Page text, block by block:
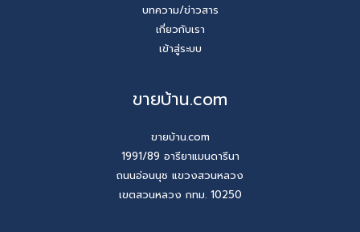
บทความ/ข่าวสาร
เกี่ยวกับเรา
เข้าสู่ระบบ
ขายบ้าน.com
ขายบ้าน.com
1991/89 อารียาแมนดารีนา
ถนนอ่อนนุช แขวงสวนหลวง
เขตสวนหลวง กทม. 10250